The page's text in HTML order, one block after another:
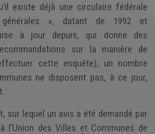
existe déjà une circulaire fédérale
», datant de 1992 et
à jour depuis, qui donne des
sur la manière de
cette enquête), un nombre
ne disposent pas, à ce jour,
sur lequel un avis a été demandé par
l’Union des Villes et Communes de